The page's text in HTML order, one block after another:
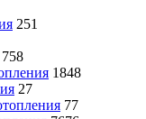
251
758
1848
27
77